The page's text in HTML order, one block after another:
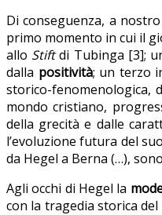
Di conseguenza, a
primo momento in cui il
allo Stiftdi Tubinga [3];
dalla positività; un terzo
storico-fenomenologica,
mondo cristiano,
della grecità e dalle
l’evoluzione futura del
da Hegel a Berna (…),
Agli occhi di Hegel la
con la tragedia storica del